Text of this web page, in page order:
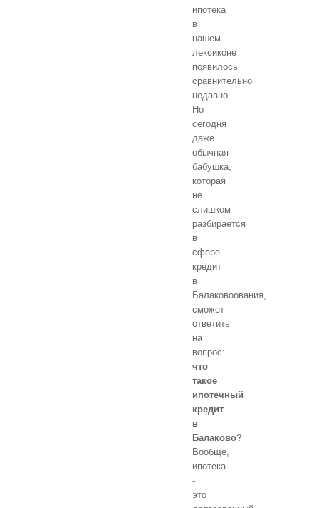
ипотека
в
нашем
лексиконе
появилось
сравнительно
недавно.
Но
сегодня
даже
обычная
бабушка,
которая
не
слишком
разбирается
в
сфере
кредит
в
Балаковоования,
сможет
ответить
на
вопрос:
что
такое
ипотечный
кредит
в
Балаково?
Вообще,
ипотека
-
это